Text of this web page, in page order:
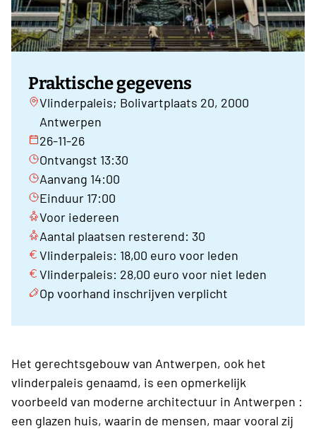
Praktische gegevens
Vlinderpaleis; Bolivartplaats 20, 2000
Antwerpen
26-11-26
Ontvangst 13:30
Aanvang 14:00
Einduur 17:00
Voor iedereen
Aantal plaatsen resterend: 30
Vlinderpaleis: 18,00 euro voor leden
Vlinderpaleis: 28,00 euro voor niet leden
Op voorhand inschrijven verplicht
Het gerechtsgebouw van Antwerpen, ook het
vlinderpaleis genaamd, is een opmerkelijk
voorbeeld van moderne architectuur in Antwerpen :
een glazen huis, waarin de mensen, maar vooral zij